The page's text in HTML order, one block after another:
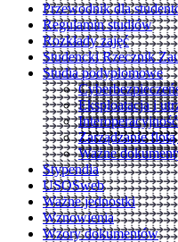
Przewodnik dla
Regulamin studiów
Rozkłady zajęć
Studencki Rzecznik
Studia podyplomowe
Eksploatacja i
Zarządzanie
Ważne
Stypendia
USOSweb
Ważne jednostki
Wznowienia
Wzory dokumentów